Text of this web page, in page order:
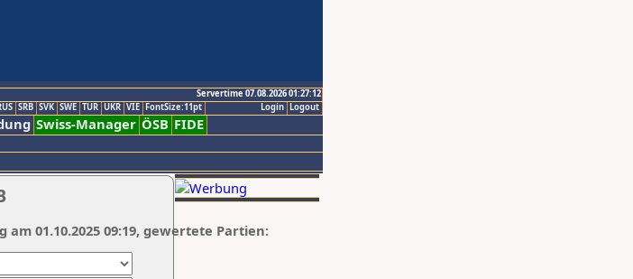
Servertime 07.08.2026 01:27:12
Logout
Login
SRB SVK SWE TUR UKR VIE FontSize:11pt
Swiss-Manager ÖSB FIDE
am 01.10.2025 09:19, gewertete Partien: